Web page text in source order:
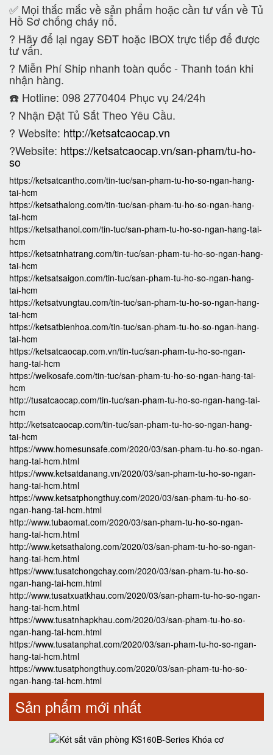
✅ Mọi thắc mắc về sản phẩm hoặc cần tư vấn về Tủ
Hồ Sơ chống cháy nổ.
? Hãy để lại ngay SĐT hoặc IBOX trực tiếp để được
tư vấn.
? Miễn Phí Ship nhanh toàn quốc - Thanh toán khi
nhận hàng.
☎️ Hotline: 098 2770404 Phục vụ 24/24h
? Nhận Đặt Tủ Sắt Theo Yêu Cầu.
? Website: http://ketsatcaocap.vn
?Website: https://ketsatcaocap.vn/san-pham/tu-ho-
so
https://ketsatcantho.com/tin-tuc/san-pham-tu-ho-so-ngan-hang-
tai-hcm
https://ketsathalong.com/tin-tuc/san-pham-tu-ho-so-ngan-hang-
tai-hcm
https://ketsathanoi.com/tin-tuc/san-pham-tu-ho-so-ngan-hang-tai-
hcm
https://ketsatnhatrang.com/tin-tuc/san-pham-tu-ho-so-ngan-hang-
tai-hcm
https://ketsatsaigon.com/tin-tuc/san-pham-tu-ho-so-ngan-hang-
tai-hcm
https://ketsatvungtau.com/tin-tuc/san-pham-tu-ho-so-ngan-hang-
tai-hcm
https://ketsatbienhoa.com/tin-tuc/san-pham-tu-ho-so-ngan-hang-
tai-hcm
https://ketsatcaocap.com.vn/tin-tuc/san-pham-tu-ho-so-ngan-
hang-tai-hcm
https://welkosafe.com/tin-tuc/san-pham-tu-ho-so-ngan-hang-tai-
hcm
http://tusatcaocap.com/tin-tuc/san-pham-tu-ho-so-ngan-hang-tai-
hcm
http://ketsatcaocap.com/tin-tuc/san-pham-tu-ho-so-ngan-hang-
tai-hcm
https://www.homesunsafe.com/2020/03/san-pham-tu-ho-so-ngan-
hang-tai-hcm.html
https://www.ketsatdanang.vn/2020/03/san-pham-tu-ho-so-ngan-
hang-tai-hcm.html
https://www.ketsatphongthuy.com/2020/03/san-pham-tu-ho-so-
ngan-hang-tai-hcm.html
http://www.tubaomat.com/2020/03/san-pham-tu-ho-so-ngan-
hang-tai-hcm.html
http://www.ketsathalong.com/2020/03/san-pham-tu-ho-so-ngan-
hang-tai-hcm.html
https://www.tusatchongchay.com/2020/03/san-pham-tu-ho-so-
ngan-hang-tai-hcm.html
http://www.tusatxuatkhau.com/2020/03/san-pham-tu-ho-so-ngan-
hang-tai-hcm.html
https://www.tusatnhapkhau.com/2020/03/san-pham-tu-ho-so-
ngan-hang-tai-hcm.html
https://www.tusatanphat.com/2020/03/san-pham-tu-ho-so-ngan-
hang-tai-hcm.html
https://www.tusatphongthuy.com/2020/03/san-pham-tu-ho-so-
ngan-hang-tai-hcm.html
Sản phẩm mới nhất